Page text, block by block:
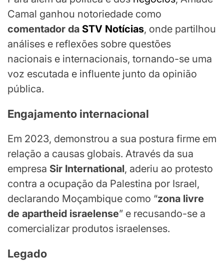
Camal ganhou notoriedade como
comentador da STV Notícias, onde partilhou
análises e reflexões sobre questões
nacionais e internacionais, tornando-se uma
voz escutada e influente junto da opinião
pública.
Engajamento internacional
Em 2023, demonstrou a sua postura firme em
relação a causas globais. Através da sua
empresa Sir International, aderiu ao protesto
contra a ocupação da Palestina por Israel,
declarando Moçambique como “zona livre
de apartheid israelense” e recusando-se a
comercializar produtos israelenses.
Legado